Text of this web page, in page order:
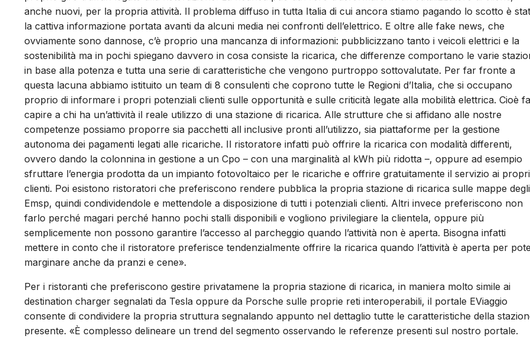
anche nuovi, per la propria attività. Il problema diffuso in tutta Italia di cui ancora stiamo pagando lo scotto è
la cattiva informazione portata avanti da alcuni media nei confronti dell’elettrico. E oltre alle fake news, che
ovviamente sono dannose, c’è proprio una mancanza di informazioni: pubblicizzano tanto i veicoli elettrici e la
sostenibilità ma in pochi spiegano davvero in cosa consiste la ricarica, che differenze comportano le varie
in base alla potenza e tutta una serie di caratteristiche che vengono purtroppo sottovalutate. Per far fronte a
questa lacuna abbiamo istituito un team di 8 consulenti che coprono tutte le Regioni d’Italia, che si occupano
proprio di informare i propri potenziali clienti sulle opportunità e sulle criticità legate alla mobilità elettrica. Cioè
capire a chi ha un’attività il reale utilizzo di una stazione di ricarica. Alle strutture che si affidano alle nostre
competenze possiamo proporre sia pacchetti all inclusive pronti all’utilizzo, sia piattaforme per la gestione
autonoma dei pagamenti legati alle ricariche. Il ristoratore infatti può offrire la ricarica con modalità differenti,
ovvero dando la colonnina in gestione a un Cpo – con una marginalità al kWh più ridotta –, oppure ad esempio
sfruttare l’energia prodotta da un impianto fotovoltaico per le ricariche e offrire gratuitamente il servizio ai propri
clienti. Poi esistono ristoratori che preferiscono rendere pubblica la propria stazione di ricarica sulle mappe degli
Emsp, quindi condividendole e mettendole a disposizione di tutti i potenziali clienti. Altri invece preferiscono non
farlo perché magari perché hanno pochi stalli disponibili e vogliono privilegiare la clientela, oppure più
semplicemente non possono garantire l’accesso al parcheggio quando l’attività non è aperta. Bisogna infatti
mettere in conto che il ristoratore preferisce tendenzialmente offrire la ricarica quando l’attività è aperta per
marginare anche da pranzi e cene».
Per i ristoranti che preferiscono gestire privatamene la propria stazione di ricarica, in maniera molto simile ai
destination charger segnalati da Tesla oppure da Porsche sulle proprie reti interoperabili, il portale EViaggio
consente di condividere la propria struttura segnalando appunto nel dettaglio tutte le caratteristiche della
presente. «È complesso delineare un trend del segmento osservando le referenze presenti sul nostro portale.